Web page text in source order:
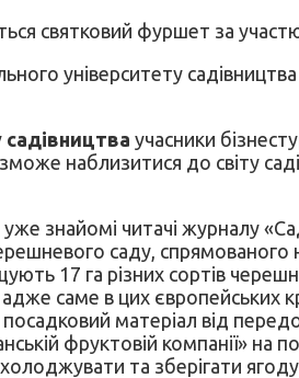
святковий фуршет за
університету
садівництва учасники
наблизитися до світу
знайомі читачі журналу
саду,
17 га різних сортів
саме в цих європейських
матеріал від
фруктовій компанії»
та зберігати